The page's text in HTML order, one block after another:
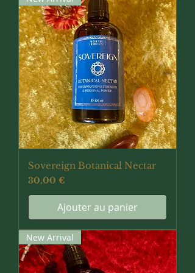
Sovereign Botanical Nectar
Prix
30,00 €
Ajouter au panier
New Arrival